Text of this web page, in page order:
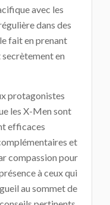
avec les
dans des
fait en prenant
en
protagonistes
les X-Men sont
efficaces
et
compassion pour
à ceux qui
au sommet de